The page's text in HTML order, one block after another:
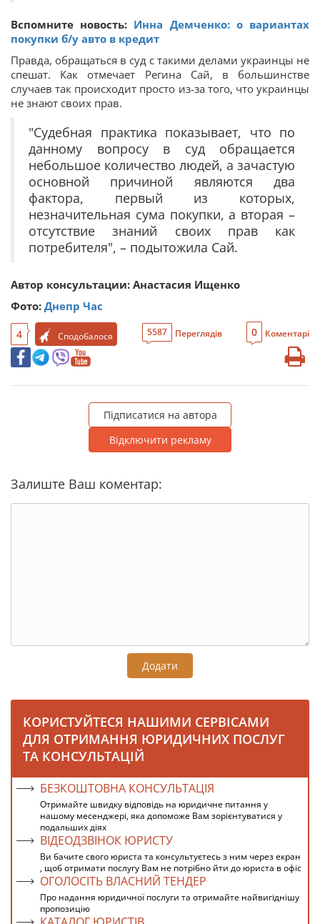
Вспомните новость: Инна Демченко: о вариантах
покупки б/у авто в кредит
Правда, обращаться в суд с такими делами украинцы не
спешат. Как отмечает Регина Сай, в большинстве
случаев так происходит просто из-за того, что украинцы
не знают своих прав.
"Судебная практика показывает, что по
данному вопросу в суд обращается
небольшое количество людей, а зачастую
основной причиной являются два
фактора, первый из которых,
незначительная сума покупки, а вторая –
отсутствие знаний своих прав как
потребителя", – подытожила Сай.
Автор консультации: Анастасия Ищенко
Фото: Днепр Час
4 Сподобалося 5587 Переглядів 0 Коментарі
Підписатися на автора
Відключити рекламу
Залиште Ваш коментар:
Додати
КОРИСТУЙТЕСЯ НАШИМИ СЕРВІСАМИ
ДЛЯ ОТРИМАННЯ ЮРИДИЧНИХ ПОСЛУГ
ТА КОНСУЛЬТАЦІЙ
БЕЗКОШТОВНА КОНСУЛЬТАЦІЯ
Отримайте швидку відповідь на юридичне питання у
нашому месенджері, яка допоможе Вам зорієнтуватися у
подальших діях
ВІДЕОДЗВІНОК ЮРИСТУ
Ви бачите свого юриста та консультуєтесь з ним через екран
, щоб отримати послугу Вам не потрібно йти до юриста в офіс
ОГОЛОСІТЬ ВЛАСНИЙ ТЕНДЕР
Про надання юридичної послуги та отримайте найвигіднішу
пропозицію